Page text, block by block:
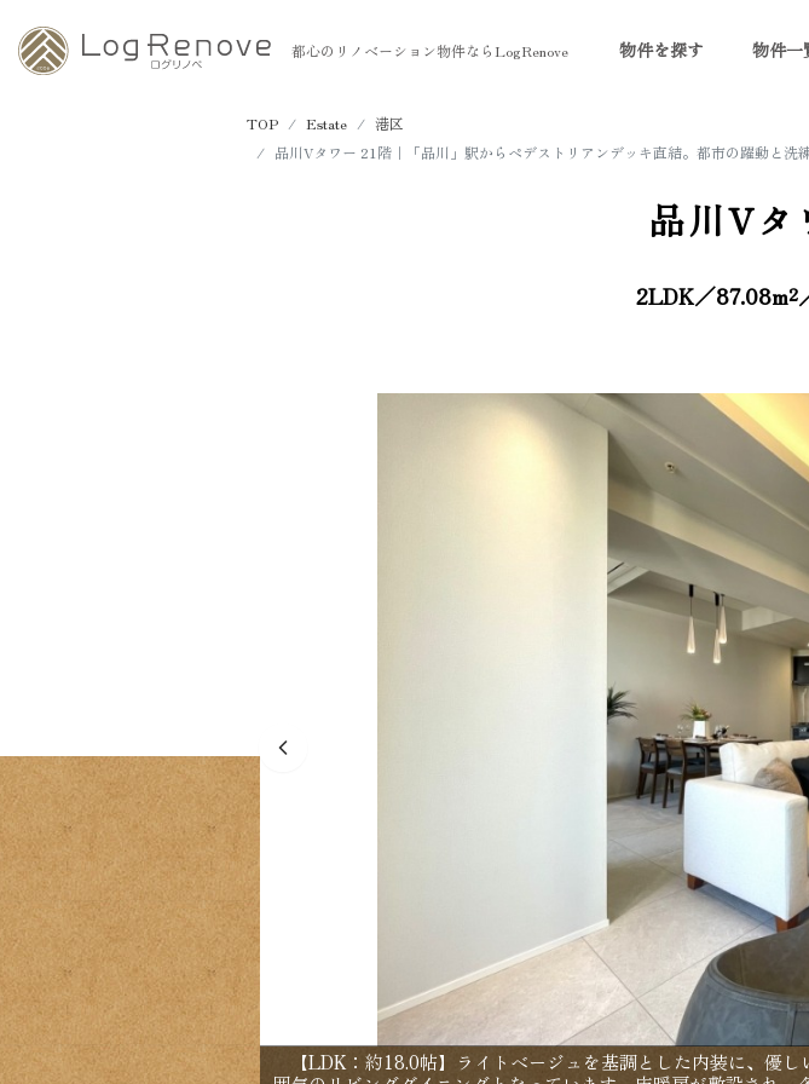
都心のリノベーション物件ならLogRenove 物件を探す 物件一
TOP Estate
港区
品川Vタワー 21階｜「品川」駅からペデストリアンデッキ直結。都市の躍動と
品川Vタ
2LDK／87.08m²
【LDK：約18.0帖】ライトベージュを基調とした内装に、優